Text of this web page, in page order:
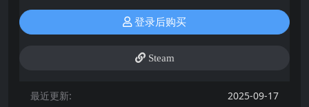
登录后购买
Steam
最近更新: 2025-09-17